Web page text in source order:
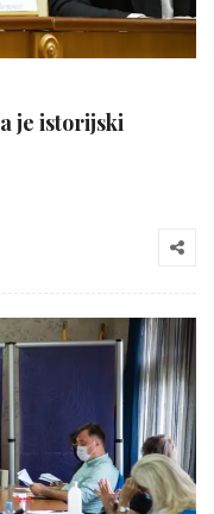
je istorijski